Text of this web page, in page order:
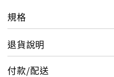
規格
退貨說明
付款/配送